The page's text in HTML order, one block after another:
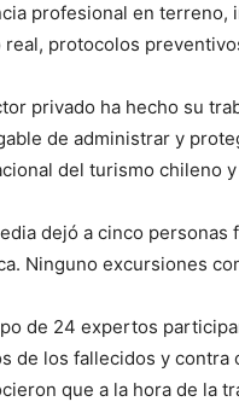
profesional en terreno,
real, protocolos
privado ha hecho su
de administrar y
del turismo chileno
dejó a cinco personas
Ninguno excursiones
de 24 expertos
de los fallecidos y contra
que a la hora de la